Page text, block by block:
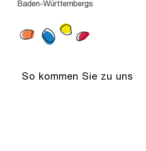
Baden-Württembergs
So kommen Sie zu uns